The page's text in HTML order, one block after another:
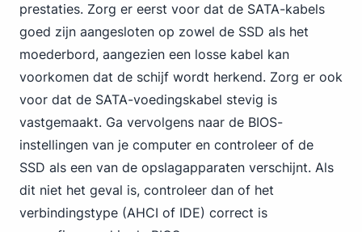
prestaties. Zorg er eerst voor dat de SATA-kabels
goed zijn aangesloten op zowel de SSD als het
moederbord, aangezien een losse kabel kan
voorkomen dat de schijf wordt herkend. Zorg er ook
voor dat de SATA-voedingskabel stevig is
vastgemaakt. Ga vervolgens naar de BIOS-
instellingen van je computer en controleer of de
SSD als een van de opslagapparaten verschijnt. Als
dit niet het geval is, controleer dan of het
verbindingstype (AHCI of IDE) correct is